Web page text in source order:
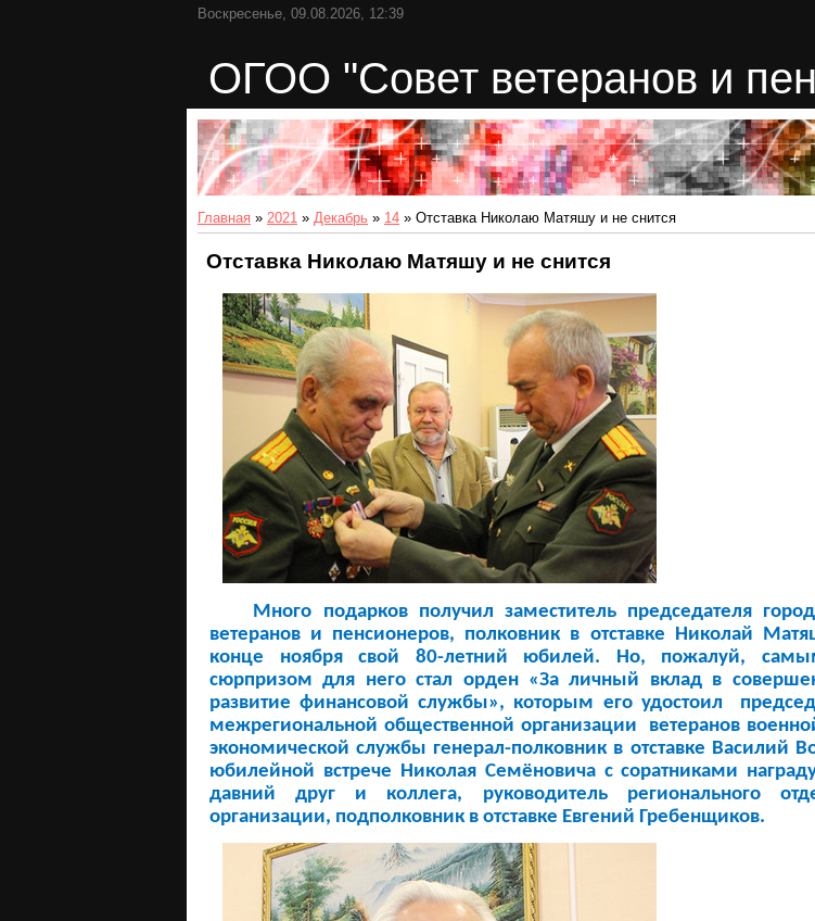
Воскресенье, 09.08.2026, 12:39
ОГОО "Совет ветеранов и
Главная » 2021 » Декабрь » 14 » Отставка Николаю Матяшу и не снится
Отставка Николаю Матяшу и не снится
Много подарков получил заместитель председателя
ветеранов и пенсионеров, полковник в отставке Николай
конце ноября свой 80-летний юбилей. Но, пожалуй,
сюрпризом для него стал орден «За личный вклад в
развитие финансовой службы», которым его удостоил
межрегиональной общественной организации ветеранов
экономической службы генерал-полковник в отставке Василий
юбилейной встрече Николая Семёновича с соратниками
давний друг и коллега, руководитель регионального
организации, подполковник в отставке Евгений Гребенщиков.